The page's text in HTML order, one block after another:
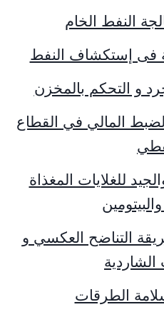
النفط الخام
فى إستكشاف النفط
و التحكم بالمخزن
المالي في القطاع
للغلايات المغذاة
التناضح العكسي و
الشاردية
الطرقات